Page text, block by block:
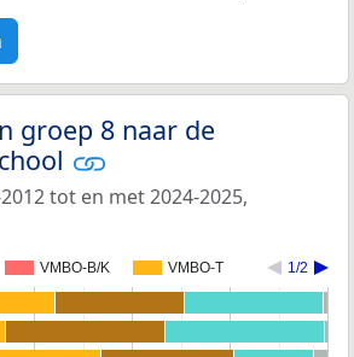
groep 8 naar de
tot en met 2024-2025,
VMBO-B/K VMBO-T 1/2